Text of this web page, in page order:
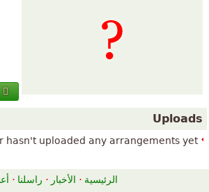
Uploads
hasn't uploaded any arrangements yet.
الرئيسية · الأخبار · راسلنا ·